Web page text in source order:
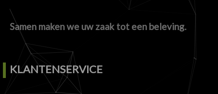
Samen maken we uw zaak tot een beleving.
KLANTENSERVICE